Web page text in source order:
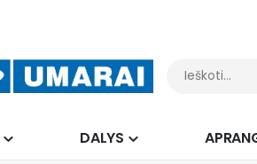
DALYS